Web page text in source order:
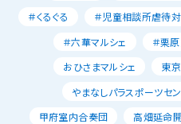
＃くるぐる
＃児童相談所虐待
＃六華マルシェ
＃栗
おひさまマルシェ
東
やまなしパラスポーツセ
甲府室内合奏団
高畑延命